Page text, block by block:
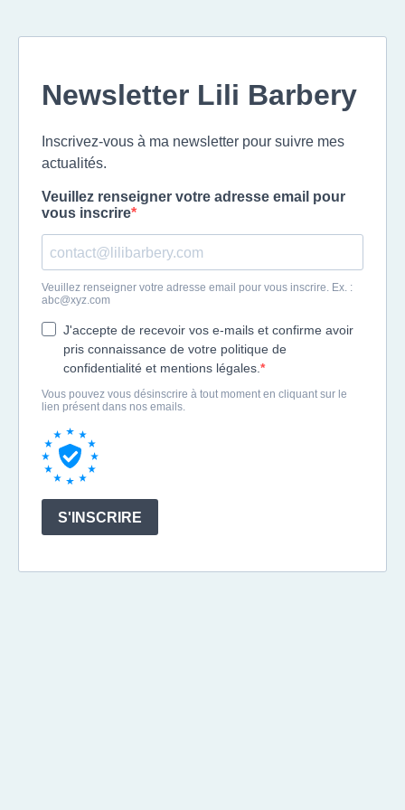
Newsletter Lili Barbery
Inscrivez-vous à ma newsletter pour suivre mes
actualités.
Veuillez renseigner votre adresse email pour
vous inscrire
Veuillez renseigner votre adresse email pour vous inscrire. Ex. :
abc@xyz.com
J'accepte de recevoir vos e-mails et confirme avoir
pris connaissance de votre politique de
confidentialité et mentions légales.
Vous pouvez vous désinscrire à tout moment en cliquant sur le
lien présent dans nos emails.
S'INSCRIRE